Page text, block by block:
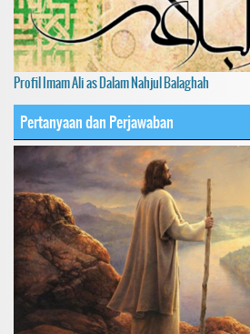
Profil Imam Ali as Dalam Nahjul Balaghah
Pertanyaan dan Perjawaban